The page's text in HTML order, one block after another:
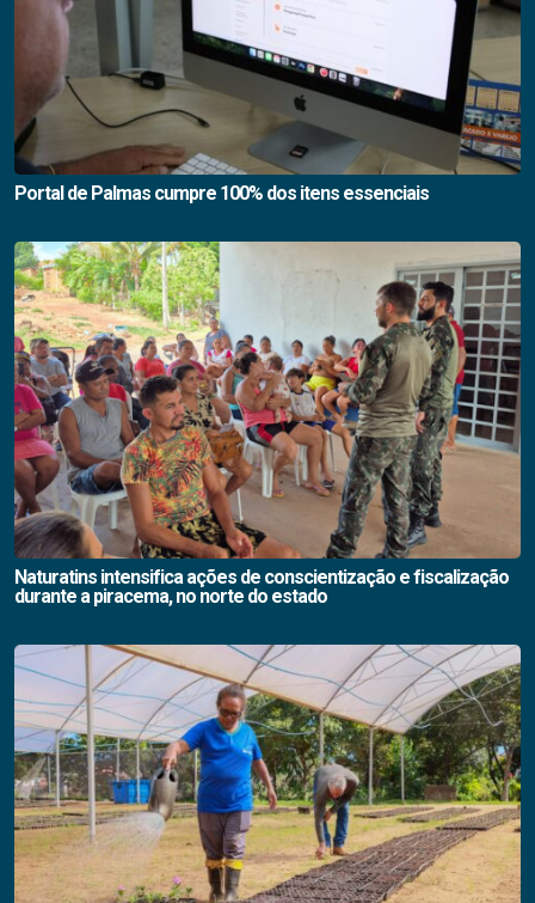
Portal de Palmas cumpre 100% dos itens essenciais
Naturatins intensifica ações de conscientização e fiscalização
durante a piracema, no norte do estado